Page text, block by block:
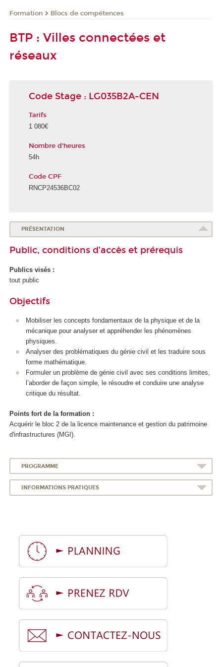
Formation Blocs de compétences
BTP : Villes connectées et
réseaux
Code Stage : LG035B2A-CEN
Tarifs
1 080€
Nombre d'heures
54h
Code CPF
RNCP24536BC02
PRÉSENTATION
Public, conditions d’accès et prérequis
Publics visés :
tout public
Objectifs
Mobiliser les concepts fondamentaux de la physique et de la
mécanique pour analyser et appréhender les phénomènes
physiques.
Analyser des problématiques du génie civil et les traduire sous
forme mathématique.
Formuler un problème de génie civil avec ses conditions limites,
l’aborder de façon simple, le résoudre et conduire une analyse
critique du résultat.
Points fort de la formation :
Acquérir le bloc 2 de la licence maintenance et gestion du patrimoine
d'infrastructures (MGI).
PROGRAMME
INFORMATIONS PRATIQUES